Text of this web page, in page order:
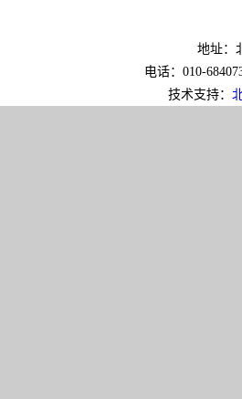
地址：
电话：010-
技术支持：